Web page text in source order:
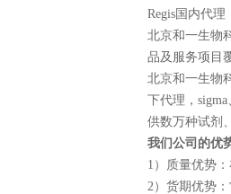
Regis 国内代理
北京和一生物
品及服务项目
北京和一生物
下代理， sigma
供数万种试剂
我们公司的优
1 ）质量优势
2）货期优势